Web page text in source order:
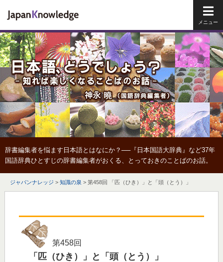
辞書編集者を悩ます日本語とはなにか？──『日本国語大辞典』など37年
国語辞典ひとすじの辞書編集者がおくる、とっておきのことばのお話。
ジャパンナレッジ > 知識の泉 > 第458回 「匹（ひき）」と「頭（とう）」
第458回
「匹（ひき）」と「頭（とう）」